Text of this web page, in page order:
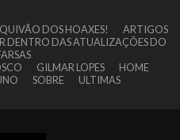
DOS HOAXES!
ARTIGOS
DENTRO DAS ATUALIZAÇÕES DO
GILMAR LOPES
HOME
SOBRE ULTIMAS